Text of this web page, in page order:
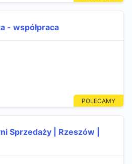
- współpraca
Sprzedaży | Rzeszów |